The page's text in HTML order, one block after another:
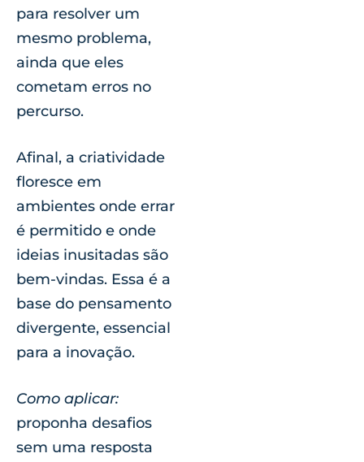
para resolver um
mesmo problema,
ainda que eles
cometam erros no
percurso.
Afinal, a criatividade
floresce em
ambientes onde errar
é permitido e onde
ideias inusitadas são
bem-vindas. Essa é a
base do pensamento
divergente, essencial
para a inovação.
Como aplicar:
proponha desafios
sem uma resposta